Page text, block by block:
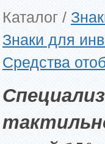
Каталог /
Знаки для
Средства